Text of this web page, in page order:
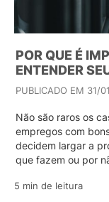
POR QUE É
ENTENDER
PUBLICADO EM 31/
Não são raros os
empregos com
decidem largar a
que fazem ou por
5 min de leitura